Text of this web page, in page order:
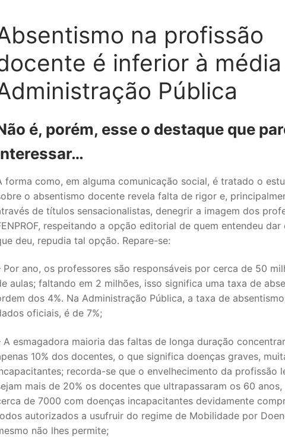
/ SECUNDÁRIO
ARTÍSTICO
ESPECIAL
/ IPSS / MISERICÓRDIAS
SUPERIOR
CONTRATADOS
APOSENTADOS
na profissão
é inferior à
Pública
é, porém, esse o destaque que
forma como, em alguma comunicação social, é tratado o
o absentismo docente revela falta de rigor e,
de títulos sensacionalistas, denegrir a imagem dos
respeitando a opção editorial de quem entendeu dar
deu, repudia tal opção. Repare-se:
Por ano, os professores são responsáveis por cerca de 50
aulas; faltando em 2 milhões, isso significa uma taxa de
dos 4%. Na Administração Pública, a taxa de
oficiais, é de 7%;
A esmagadora maioria das faltas de longa duração
10% dos docentes, o que significa doenças graves,
recorda-se que o envelhecimento da profissão
mais de 20% os docentes que ultrapassaram os 60 anos,
de 7000 com doenças incapacitantes devidamente
autorizados a usufruir do regime de Mobilidade por
não lhes permite;